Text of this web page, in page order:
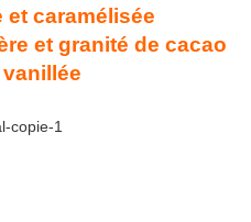
et caramélisée
et granité de cacao